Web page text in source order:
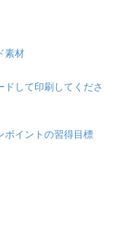
素材
して印刷してくださ
ポイントの習得目標